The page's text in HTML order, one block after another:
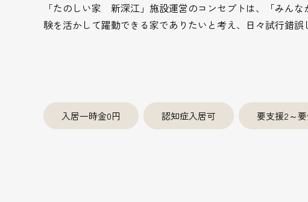
「たのしい家 新深江」施設運営のコンセプトは、「みん
験を活かして躍動できる家でありたいと考え、日々試行錯
入居一時金0円 認知症入居可 要支援2～